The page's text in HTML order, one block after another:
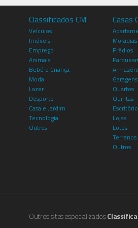
Classificados CM
Veículos
Imóveis
Emprego
Animais
Bebé e Criança
Moda
Lazer
Desporto
Casa e Jardim
Tecnologia
Outros
Casas
Moradias
Prédios
Garagens
Quartos
Quintas
Lojas
Lotes
Terrenos
Outros
Outros sites especializados